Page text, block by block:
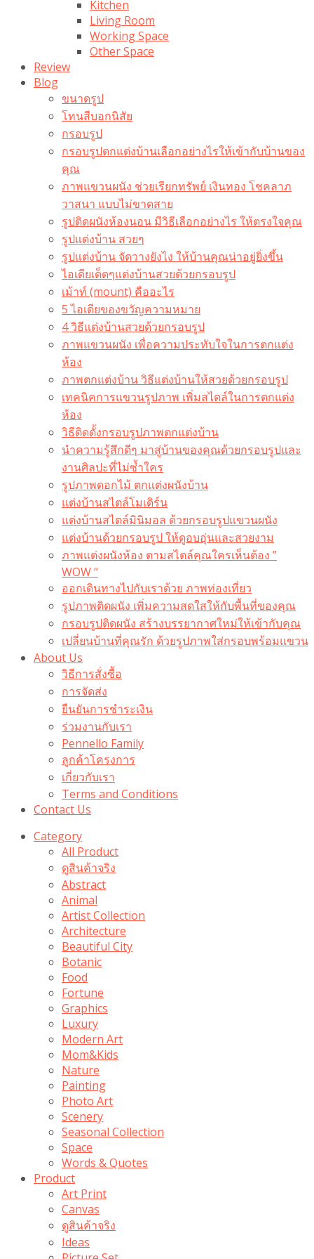
Kitchen
Living Room
Working Space
Other Space
Review
Blog
ขนาดรูป
โทนสีบอกนิสัย
กรอบรูป
กรอบรูปตกแต่งบ้านเลือกอย่างไรให้เข้ากับบ้านของ
คุณ
ภาพแขวนผนัง ช่วยเรียกทรัพย์ เงินทอง โชคลาภ
วาสนา แบบไม่ขาดสาย
รูปติดผนังห้องนอน มีวิธีเลือกอย่างไร ให้ตรงใจคุณ
รูปแต่งบ้าน สวยๆ
รูปแต่งบ้าน จัดวางยังไง ให้บ้านคุณน่าอยู่ยิ่งขึ้น
ไอเดียเด็ดๆแต่งบ้านสวยด้วยกรอบรูป
เม้าท์ (mount) คืออะไร​
5 ไอเดียของขวัญความหมาย
4 วิธีแต่งบ้านสวยด้วยกรอบรูป
ภาพแขวนผนัง เพื่อความประทับใจในการตกแต่ง
ห้อง
ภาพตกแต่งบ้าน วิธีแต่งบ้านให้สวยด้วยกรอบรูป
เทคนิคการแขวนรูปภาพ เพิ่มสไตล์ในการตกแต่ง
ห้อง
วิธีติดตั้งกรอบรูปภาพตกแต่งบ้าน
นำความรู้สึกดีๆ มาสู่บ้านของคุณด้วยกรอบรูปและ
งานศิลปะที่ไม่ซ้ำใคร
รูปภาพดอกไม้ ตกแต่งผนังบ้าน
แต่งบ้านสไตล์โมเดิร์น
แต่งบ้านสไตล์มินิมอล ด้วยกรอบรูปแขวนผนัง
แต่งบ้านด้วยกรอบรูป ให้ดูอบอุ่นและสวยงาม
ภาพแต่งผนังห้อง ตามสไตล์คุณใครเห็นต้อง ”
WOW “
ออกเดินทางไปกับเราด้วย ภาพท่องเที่ยว
รูปภาพติดผนัง เพิ่มความสดใสให้กับพื้นที่ของคุณ
กรอบรูปติดผนัง สร้างบรรยากาศใหม่ให้เข้ากับคุณ
เปลี่ยนบ้านที่คุณรัก ด้วยรูปภาพใส่กรอบพร้อมแขวน​
About Us
วิธีการสั่งซื้อ
การจัดส่ง
ยืนยันการชำระเงิน
ร่วมงานกับเรา
Pennello Family
ลูกค้าโครงการ
เกี่ยวกับเรา
Terms and Conditions
Contact Us
Category
All Product
ดูสินค้าจริง
Abstract
Animal
Artist Collection
Architecture
Beautiful City
Botanic
Food
Fortune
Graphics
Luxury
Modern Art
Mom&Kids
Nature
Painting
Photo Art
Scenery
Seasonal Collection
Space
Words & Quotes
Product
Art Print
Canvas
ดูสินค้าจริง
Ideas